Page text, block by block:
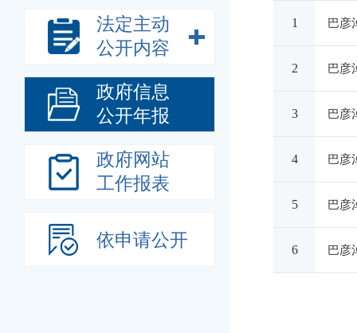
法定主动
公开内容
政府信息
公开年报
政府网站
工作报表
依申请公开
1 巴彦
2 巴彦
3 巴彦
4 巴彦
5 巴彦
6 巴彦